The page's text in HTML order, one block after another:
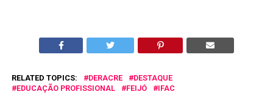
RELATED TOPICS: DERACRE
DESTAQUE
EDUCAÇÃO PROFISSIONAL
FEIJÓ IFAC